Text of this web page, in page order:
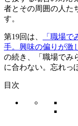
者とその周囲の人た
す。
第19回は、
「職場
手。興味の偏りが激
の続き、
「職場で
に合わない。忘れっ
目次